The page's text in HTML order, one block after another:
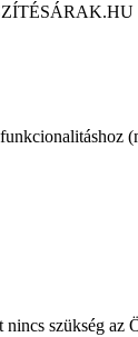
szükség az